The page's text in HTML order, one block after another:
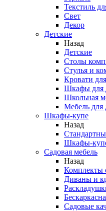
Текстиль
Свет
Декор
Детские
Назад
Детские
Столы
Стулья и
Кровати
Шкафы для
Школьная
Мебель для
Шкафы-купе
Назад
Шкафы-
Садовая мебель
Назад
Комплекты
Диваны и
Садовые